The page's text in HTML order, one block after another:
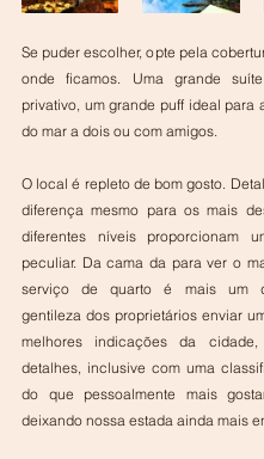
Se puder escolher, opte pela
onde ficamos. Uma grande
privativo, um grande puff ideal para
do mar a dois ou com amigos.
O local é repleto de bom gosto.
diferença mesmo para os mais
diferentes níveis proporcionam
peculiar. Da cama da para ver o
serviço de quarto é mais um
gentileza dos proprietários enviar
melhores indicações da
detalhes, inclusive com uma
do que pessoalmente mais
deixando nossa estada ainda mais